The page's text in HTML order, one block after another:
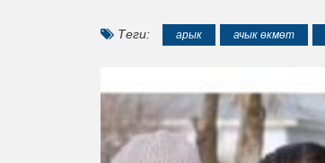
Теги: арык ачык өкмөт